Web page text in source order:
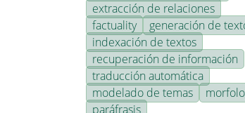
extracción de relaciones
factuality
generación de
indexación de textos
recuperación de información
traducción automática
modelado de temas
paráfrasis